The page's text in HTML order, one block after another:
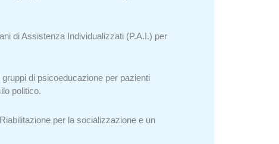
di Assistenza Individualizzati (P.A.I.) per
di psicoeducazione per pazienti
politico.
per la socializzazione e un